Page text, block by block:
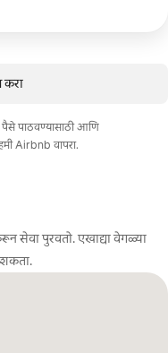
करा
पाठवण्यासाठी आणि
Airbnb वापरा.
सेवा पुरवतो. एखाद्या वेगळ्या